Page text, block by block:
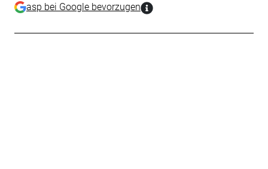
asp bei Google bevorzugen